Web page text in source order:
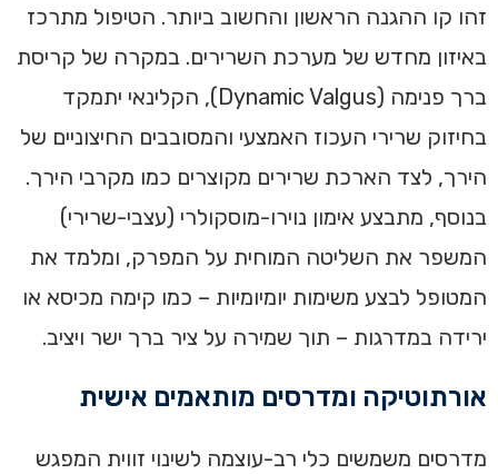
זהו קו ההגנה הראשון והחשוב ביותר. הטיפול מתרכז
באיזון מחדש של מערכת השרירים. במקרה של קריסת
ברך פנימה (Dynamic Valgus), הקלינאי יתמקד
בחיזוק שרירי העכוז האמצעי והמסובבים החיצוניים של
הירך, לצד הארכת שרירים מקוצרים כמו מקרבי הירך.
בנוסף, מתבצע אימון נוירו-מוסקולרי (עצבי-שרירי)
המשפר את השליטה המוחית על המפרק, ומלמד את
המטופל לבצע משימות יומיומיות – כמו קימה מכיסא או
ירידה במדרגות – תוך שמירה על ציר ברך ישר ויציב.
אורתוטיקה ומדרסים מותאמים אישית
מדרסים משמשים כלי רב-עוצמה לשינוי זווית המפגש